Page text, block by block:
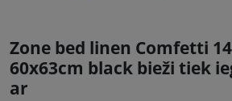
Zone bed linen Comfetti
60x63cm black bieži tiek
ar